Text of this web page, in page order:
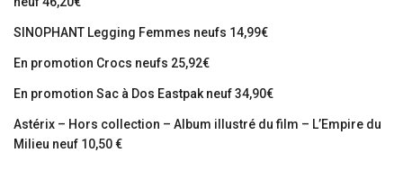
SINOPHANT Legging Femmes neufs 14,99€
En promotion Crocs neufs 25,92€
En promotion Sac à Dos Eastpak neuf 34,90€
Astérix – Hors collection – Album illustré du film – L’Empire du
Milieu neuf 10,50 €